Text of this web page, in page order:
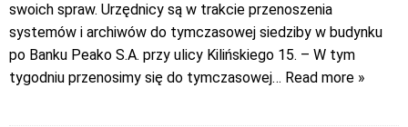
swoich spraw. Urzędnicy są w trakcie przenoszenia
systemów i archiwów do tymczasowej siedziby w budynku
po Banku Peako S.A. przy ulicy Kilińskiego 15. – W tym
tygodniu przenosimy się do tymczasowej… Read more »